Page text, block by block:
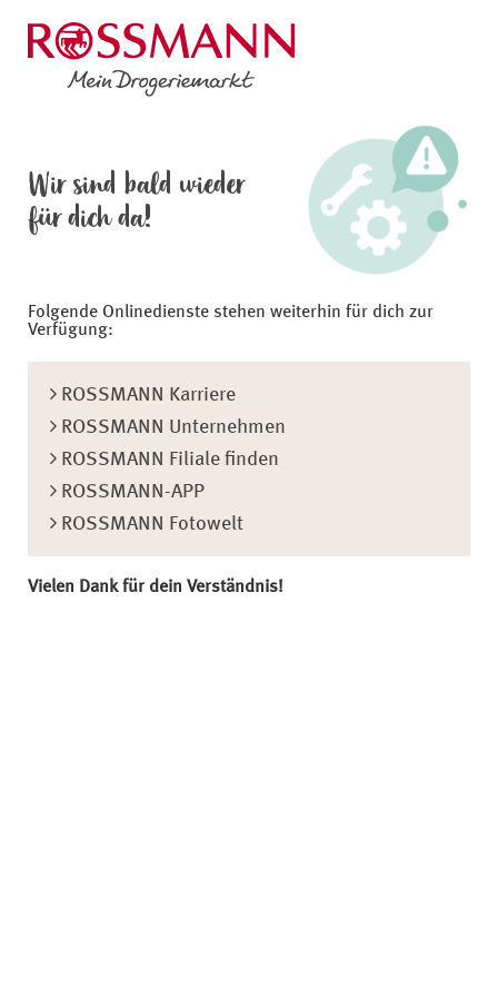
Wir sind bald wieder
für dich da!
Folgende Onlinedienste stehen weiterhin für dich zur
Verfügung:
ROSSMANN Karriere
ROSSMANN Unternehmen
ROSSMANN Filiale finden
ROSSMANN-APP
ROSSMANN Fotowelt
Vielen Dank für dein Verständnis!